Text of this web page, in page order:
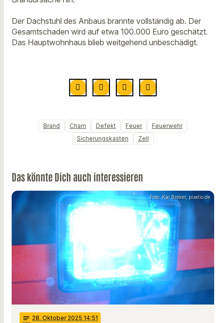
Der Dachstuhl des Anbaus brannte vollständig ab. Der
Gesamtschaden wird auf etwa 100.000 Euro geschätzt.
Das Hauptwohnhaus blieb weitgehend unbeschädigt.
Brand Cham Defekt Feuer
Feuerwehr
Sicherungskasten
Zell
Das könnte Dich auch interessieren
Foto: Kai Breker, pixelio.de
notes 28. Oktober 2025 14:51